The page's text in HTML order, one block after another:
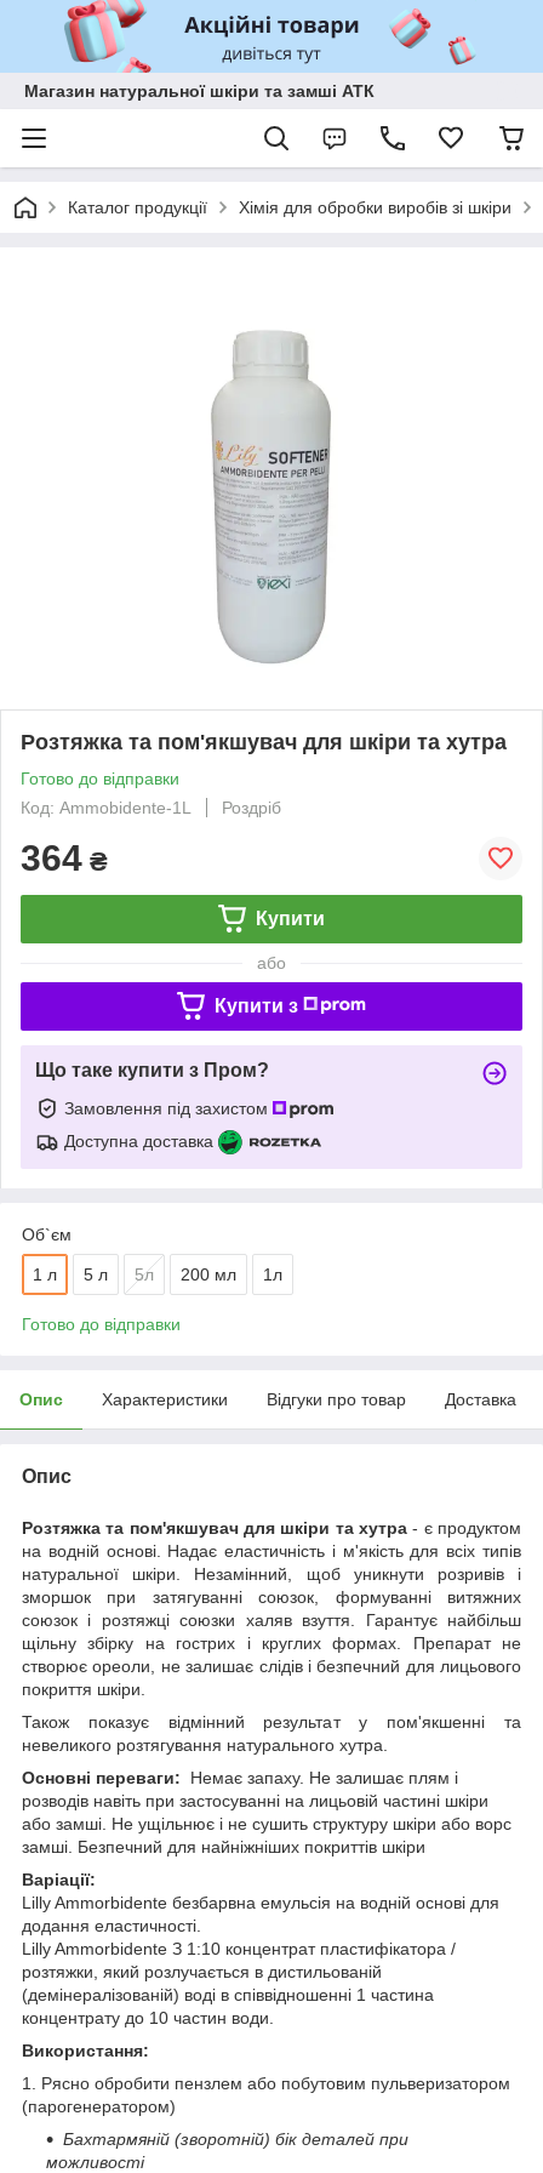
Магазин натуральної шкіри та замші АТК
Каталог продукції Хімія для обробки виробів зі шкіри
Розтяжка та пом'якшувач для шкіри та хутра
Готово до відправки
Код: Ammobidente-1L
Роздріб
364 ₴
Купити
або
Купити з
Що таке купити з Пром?
Замовлення під захистом
Доступна доставка
Об`єм
1 л 5 л 5л 200 мл 1л
Готово до відправки
Опис Характеристики Відгуки про товар Доставка
Опис
Розтяжка та пом'якшувач для шкіри та хутра - є продуктом
на водній основі. Надає еластичність і м'якість для всіх типів
натуральної шкіри. Незамінний, щоб уникнути розривів і
зморшок при затягуванні союзок, формуванні витяжних
союзок і розтяжці союзки халяв взуття. Гарантує найбільш
щільну збірку на гострих і круглих формах. Препарат не
створює ореоли, не залишає слідів і безпечний для лицьового
покриття шкіри.
Також показує відмінний результат у пом'якшенні та
невеликого розтягування натурального хутра.
Основні переваги:
Немає запаху. Не залишає плям і
розводів навіть при застосуванні на лицьовій частині шкіри
або замші. Не ущільнює і не сушить структуру шкіри або ворс
замші. Безпечний для найніжніших покриттів шкіри
Варіації:
Lilly Ammorbidente безбарвна емульсія на водній основі для
додання еластичності.
Lilly Ammorbidente З 1:10 концентрат пластифікатора /
розтяжки, який розлучається в дистильованій
(демінералізованій) воді в співвідношенні 1 частина
концентрату до 10 частин води.
Використання:
1. Рясно обробити пензлем або побутовим пульверизатором
(парогенератором)
Бахтармяній (зворотній) бік деталей при
можливості